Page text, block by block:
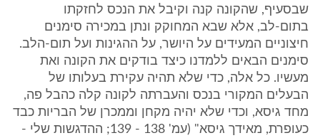
שבסעיף, שהקונה קנה וקיבל את הנכס לחזקתו
בתום-לב, אלא שבא המחוקק ונתן במכירה סימנים
חיצוניים המעידים על היושר, על ההגינות ועל תום-הלב.
סימנים הבאים ללמדנו כיצד בודקים את הקונה ואת
מעשיו. כל אלה, כדי שלא תהיה עקירת בעלותו של
הבעלים המקורי בנכס והעברתה לקונה קלה כהבל פה,
מחד גיסא, וכדי שלא יהיה מקחן וממכרן של הבריות כבד
כעופרת, מאידך גיסא" (עמ' 138 - 139; ההדגשות שלי -